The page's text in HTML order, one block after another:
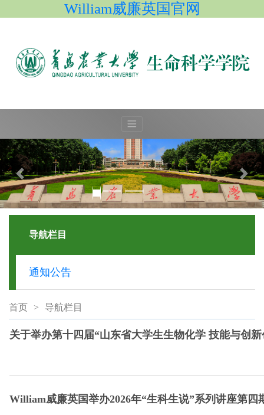
William威廉英国官网
导航栏目
通知公告
首页 > 导航栏目
关于举办第十四届“山东省大学生生物化学 技能与创
William威廉英国举办2026年“生科生说”系列讲座第四